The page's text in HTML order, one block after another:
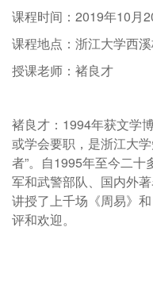
课程时间：2019年10月
课程地点：浙江大学西
授课老师：褚良才
褚良才：1994年获文学
或学会要职，是浙江大
者”。自1995年至今二
军和武警部队、国内外
讲授了上千场《周易》
评和欢迎。